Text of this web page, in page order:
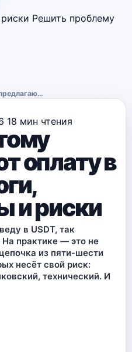
Решить проблему
Самозанятому предлагают оплату в USDT: налоги, документы и риски
18 мин чтения
оплату в
и риски
в USDT, так
На практике — это не
из пяти-шести
несёт свой риск:
технический. И